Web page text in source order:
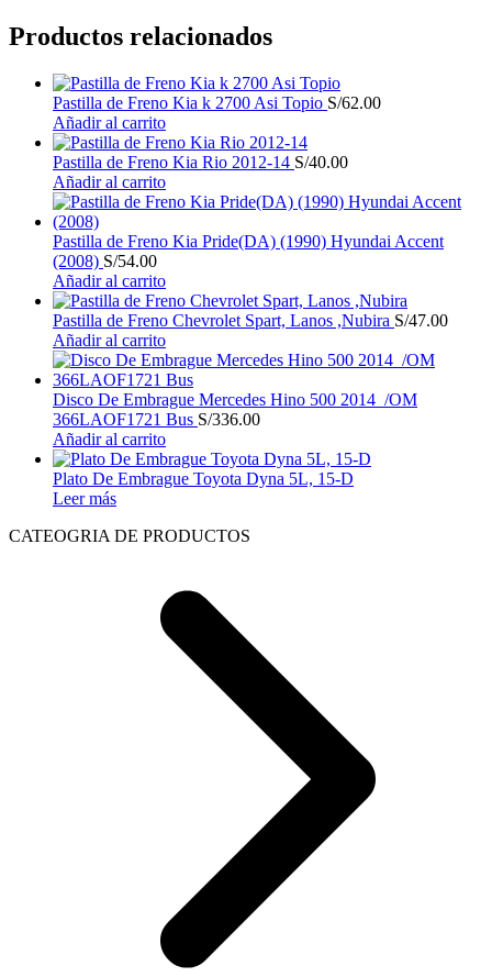
Productos relacionados
Pastilla de Freno Kia k 2700 Asi Topio S/62.00
Añadir al carrito
Pastilla de Freno Kia Rio 2012-14 S/40.00
Añadir al carrito
Pastilla de Freno Kia Pride(DA) (1990) Hyundai Accent
(2008) S/54.00
Añadir al carrito
Pastilla de Freno Chevrolet Spart, Lanos ,Nubira S/47.00
Añadir al carrito
Disco De Embrague Mercedes Hino 500 2014 /OM
366LAOF1721 Bus S/336.00
Añadir al carrito
Plato De Embrague Toyota Dyna 5L, 15-D
Leer más
CATEOGRIA DE PRODUCTOS